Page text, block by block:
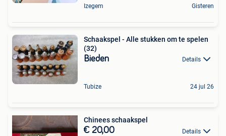
Izegem Gisteren
Schaakspel - Alle stukken om te spelen
(32)
Bieden Details
Tubize 24 jul 26
Chinees schaakspel
€ 20,00 Details